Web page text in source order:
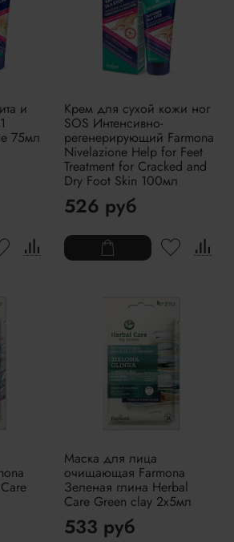
и
75мл
Крем для сухой кожи ног
SOS Интенсивно-
регенерирующий Farmona
Nivelazione Help for Feet
Treatment for Cracked and
Dry Foot Skin 100мл
526 руб
Маска для лица
очищающая Farmona
Зеленая глина Herbal
Care Green clay 2x5мл
533 руб